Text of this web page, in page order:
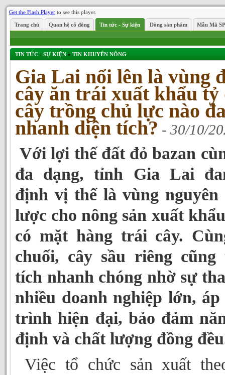
Get the Flash Player to see this player.
Trang chủ Quan hệ cổ đông Tin tức - Sự kiện Dòng sản phẩm Mẫu Mã SP
TIN TỨC - SỰ KIỆN » TIN KHUYẾN NÔNG
Gia Lai nổi lên là vùng
cây ăn trái xuất khẩu tỷ
cây trồng chủ lực nào
nhanh diện tích? - 30/10/
Với lợi thế đất đỏ bazan
đa dạng, tỉnh Gia Lai
định vị thế là vùng nguyên
lược cho nông sản xuất
có mặt hàng trái cây.
chuối, cây sầu riêng cũng
tích nhanh chóng nhờ sự
nhiều doanh nghiệp lớn,
trình hiện đại, bảo đảm
định và chất lượng đồng
Việc tổ chức sản xuất